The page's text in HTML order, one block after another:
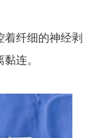
着纤细的神经剥
连。